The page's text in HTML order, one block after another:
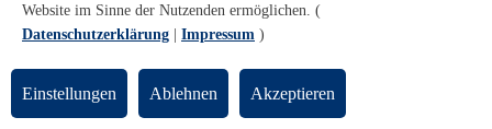
Schulklassen
Lehrkräfte
UniTransfer - Servicestelle für Transferaktivitäten
Transfermagazin der Universität Bremen
Website im Sinne der Nutzenden ermöglichen. (
Datenschutzerklärung
Impressum )
Einstellungen Ablehnen Akzeptieren